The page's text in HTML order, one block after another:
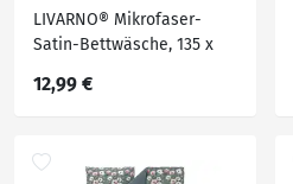
LIVARNO® Mikrofaser-
Satin-Bettwäsche, 135 x
12,99 €